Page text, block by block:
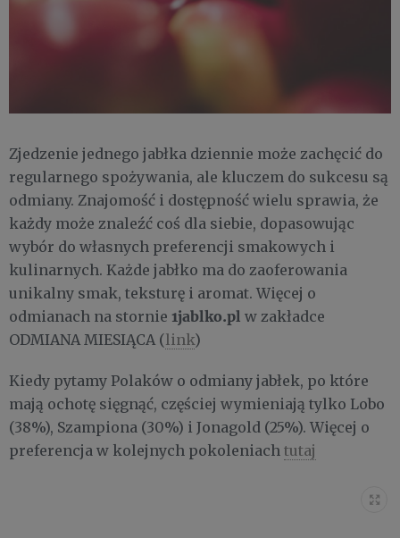
Zjedzenie jednego jabłka dziennie może zachęcić do
regularnego spożywania, ale kluczem do sukcesu są
odmiany. Znajomość i dostępność wielu sprawia, że
każdy może znaleźć coś dla siebie, dopasowując
wybór do własnych preferencji smakowych i
kulinarnych. Każde jabłko ma do zaoferowania
unikalny smak, teksturę i aromat. Więcej o
odmianach na stornie 1jablko.pl w zakładce
ODMIANA MIESIĄCA (link)
Kiedy pytamy Polaków o odmiany jabłek, po które
mają ochotę sięgnąć, częściej wymieniają tylko Lobo
(38%), Szampiona (30%) i Jonagold (25%). Więcej o
preferencja w kolejnych pokoleniach tutaj